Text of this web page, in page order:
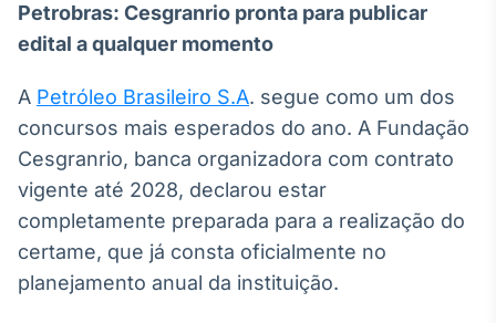
Broadcast
headlines de
notícias
Broadcast
Widgets
Componentes
para conteúdos e
funcionalidades
Petrobras: Cesgranrio pronta para publicar
edital a qualquer momento
A Petróleo Brasileiro S.A. segue como um dos
concursos mais esperados do ano. A Fundação
Cesgranrio, banca organizadora com contrato
vigente até 2028, declarou estar
completamente preparada para a realização do
certame, que já consta oficialmente no
planejamento anual da instituição.